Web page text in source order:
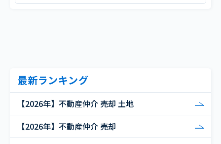
最新ランキング
【2026年】不動産仲介 売却 土地
【2026年】不動産仲介 売却